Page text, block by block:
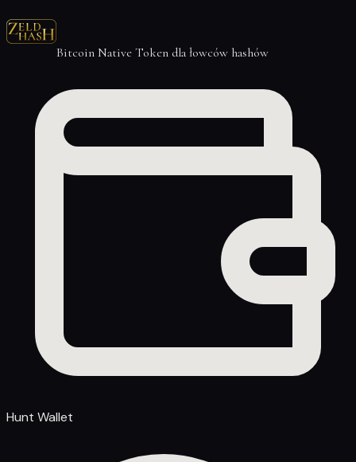
Bitcoin Native Token dla łowców hashów
Hunt Wallet